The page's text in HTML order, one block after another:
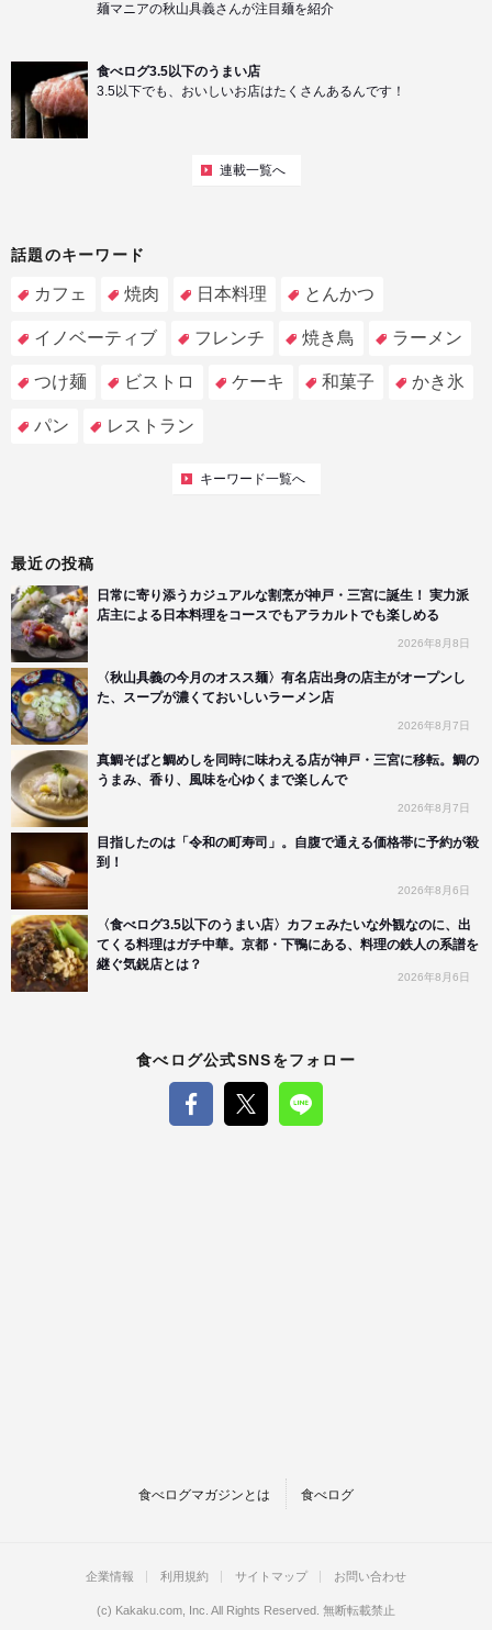
麺マニアの秋山具義さんが注目麺を紹介
食べログ3.5以下のうまい店
3.5以下でも、おいしいお店はたくさんあるんです！
連載一覧へ
話題のキーワード
カフェ 焼肉 日本料理 とんかつ
イノベーティブ フレンチ 焼き鳥 ラーメン
つけ麺 ビストロ ケーキ 和菓子 かき氷
パン レストラン
キーワード一覧へ
最近の投稿
日常に寄り添うカジュアルな割烹が神戸・三宮に誕生！ 実力派
店主による日本料理をコースでもアラカルトでも楽しめる
2026年8月8日
〈秋山具義の今月のオスス麺〉有名店出身の店主がオープンし
た、スープが濃くておいしいラーメン店
2026年8月7日
真鯛そばと鯛めしを同時に味わえる店が神戸・三宮に移転。鯛の
うまみ、香り、風味を心ゆくまで楽しんで
2026年8月7日
目指したのは「令和の町寿司」。自腹で通える価格帯に予約が殺
到！
2026年8月6日
〈食べログ3.5以下のうまい店〉カフェみたいな外観なのに、出
てくる料理はガチ中華。京都・下鴨にある、料理の鉄人の系譜を
継ぐ気鋭店とは？
2026年8月6日
食べログ公式SNSをフォロー
食べログマガジンとは 食べログ
企業情報 利用規約 サイトマップ お問い合わせ
(c) Kakaku.com, Inc. All Rights Reserved. 無断転載禁止